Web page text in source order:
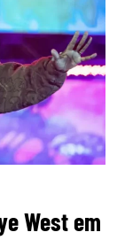
West em